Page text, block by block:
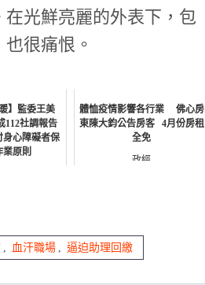
光鮮亮麗的外表下，包
很痛恨。
】監委王美
112社調報告
身心障礙者保
原則
體恤疫情影響各行業 佛心房
東陳大鈞公告房客 4月份房租
全免
政經
血汗職場 逼迫助理回繳